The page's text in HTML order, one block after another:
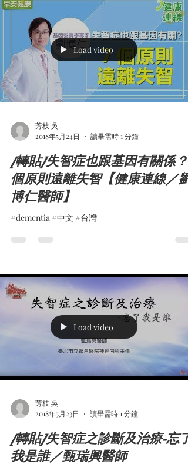
Load video
芳枝 吳
2018年5月24日
讀畢需時 1 分鐘
[轉貼]失智症也跟基因有關係？7
個原則遠離失智【健康連線／劉
博仁醫師】
#dementia #中文 #台灣
Load video
芳枝 吳
2018年5月23日
讀畢需時 1 分鐘
[轉貼]失智症之診斷及治療-忘了
我是誰／甄瑞興醫師